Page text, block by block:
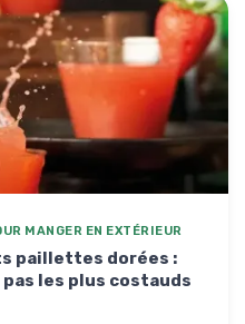
MANGER EN EXTÉRIEUR
paillettes dorées :
les plus costauds